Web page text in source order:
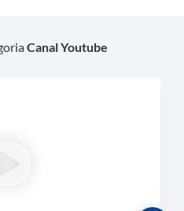
Canal Youtube